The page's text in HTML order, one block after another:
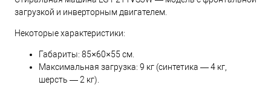
загрузкой и инверторным двигателем.
Некоторые характеристики:
Габариты: 85×60×55 см.
Максимальная загрузка: 9 кг (синтетика — 4 кг,
шерсть — 2 кг).